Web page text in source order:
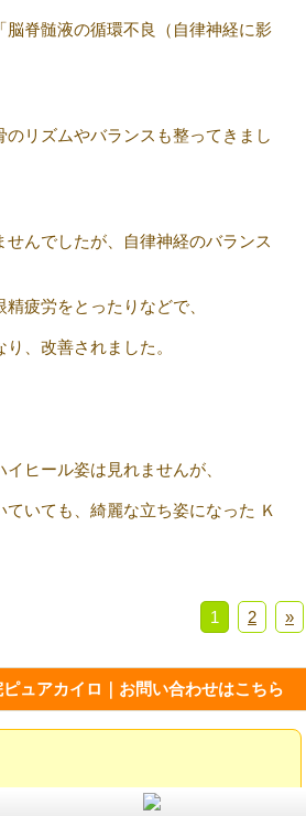
脳脊髄液の循環不良（自律神経に影
のリズムやバランスも整ってきまし
せんでしたが、自律神経のバランス
疲労をとったりなどで、
、改善されました。
ヒール姿は見れませんが、
いても、綺麗な立ち姿になった Ｋ
1 2 »
ュアカイロ｜お問い合わせはこちら